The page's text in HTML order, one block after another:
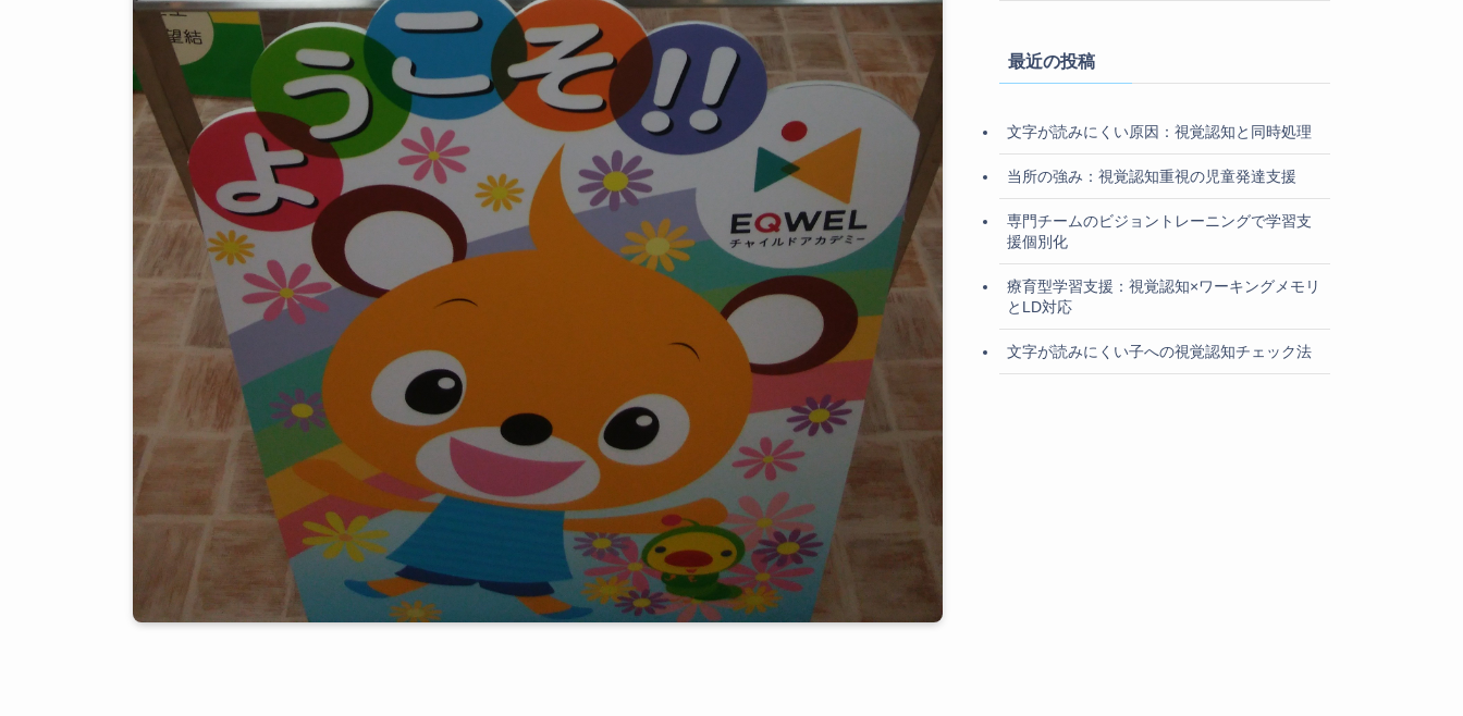
最近の投稿
文字が読みにくい原因：視覚認知と同時処理
当所の強み：視覚認知重視の児童発達支援
専門チームのビジョントレーニングで学習支
援個別化
療育型学習支援：視覚認知×ワーキングメモリ
とLD対応
文字が読みにくい子への視覚認知チェック法